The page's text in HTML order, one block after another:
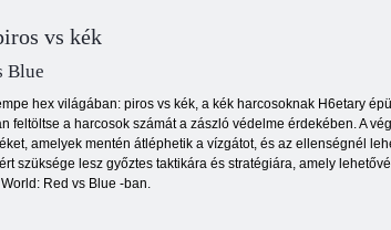
Építs vs kék
Blue
hex világában: piros vs kék, a kék harcosoknak H6etary
feltöltse a harcosok számát a zászló védelme érdekében. A
amelyek mentén átléphetik a vízgátot, és az ellenségnél
szüksége lesz győztes taktikára és stratégiára, amely
Red vs Blue -ban.